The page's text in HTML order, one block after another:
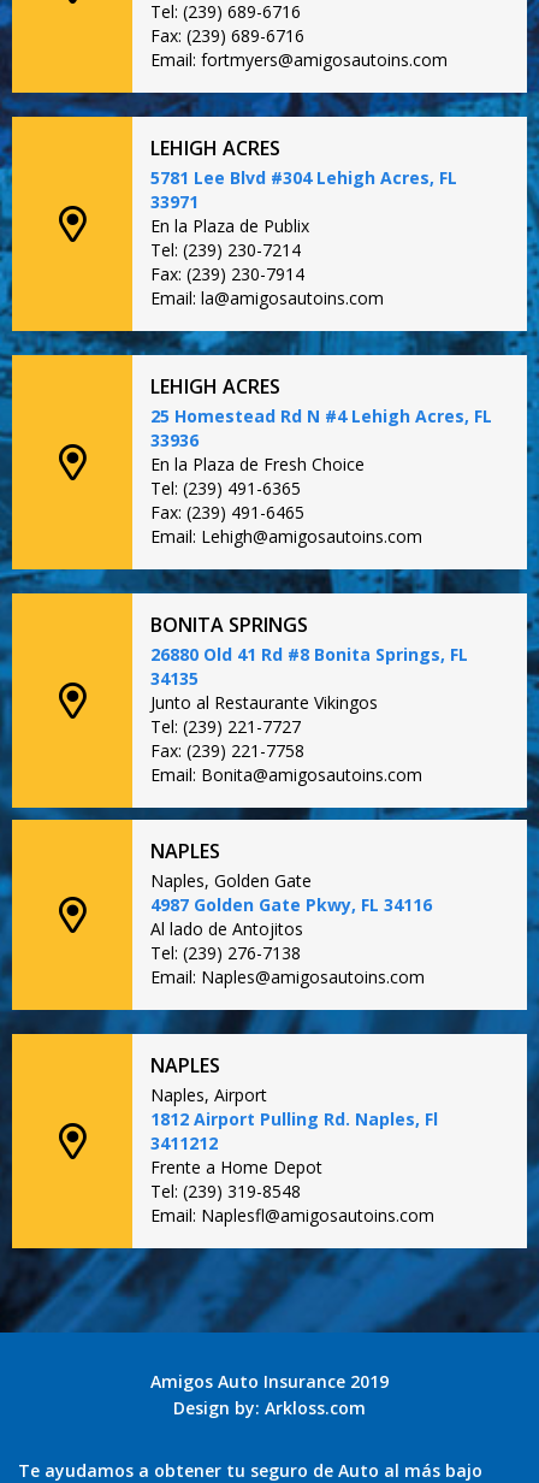
Tel: (239) 689-6716
Fax: (239) 689-6716
Email: fortmyers@amigosautoins.com
LEHIGH ACRES
5781 Lee Blvd #304 Lehigh Acres, FL
33971
En la Plaza de Publix
Tel: (239) 230-7214
Fax: (239) 230-7914
Email: la@amigosautoins.com
LEHIGH ACRES
25 Homestead Rd N #4 Lehigh Acres, FL
33936
En la Plaza de Fresh Choice
Tel: (239) 491-6365
Fax: (239) 491-6465
Email: Lehigh@amigosautoins.com
BONITA SPRINGS
26880 Old 41 Rd #8 Bonita Springs, FL
34135
Junto al Restaurante Vikingos
Tel: (239) 221-7727
Fax: (239) 221-7758
Email: Bonita@amigosautoins.com
NAPLES
Naples, Golden Gate
4987 Golden Gate Pkwy, FL 34116
Al lado de Antojitos
Tel: (239) 276-7138
Email: Naples@amigosautoins.com
NAPLES
Naples, Airport
1812 Airport Pulling Rd. Naples, Fl
3411212
Frente a Home Depot
Tel: (239) 319-8548
Email: Naplesfl@amigosautoins.com
Amigos Auto Insurance 2019
Design by: Arkloss.com
Te ayudamos a obtener tu seguro de Auto al más bajo